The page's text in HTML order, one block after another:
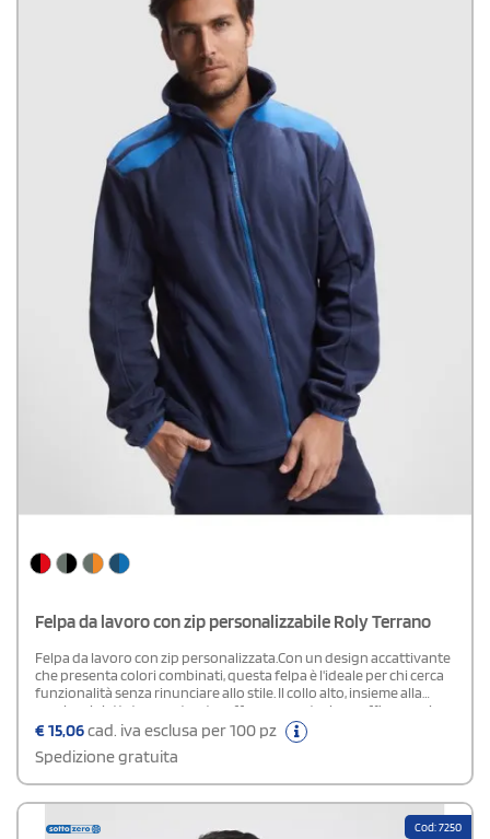
Felpa da lavoro con zip personalizzabile Roly Terrano
Felpa da lavoro con zip personalizzata.Con un design accattivante
che presenta colori combinati, questa felpa è l'ideale per chi cerca
funzionalità senza rinunciare allo stile. Il collo alto, insieme alla
cerniera iniettata a contrasto, offre una protezione efficace nei
giorni più freddi, mentre le spalle e i dettagli a contrasto
aggiungono un elemento di design distintivo. Le tasche laterali
dotate di zip sono pratiche per custodire piccoli oggetti in
sicurezza, e i polsini e l'orlo elasticizzati, regolabili con regolatori
laterali, garantiscono una vestibilità personalizzata e confortevole
per tutta la giornata. Realizzata in 100% poliestere micropile,
questa giacca assicura calore e morbidezza, mantenendo al
€15,06cad. iva esclusa per 100 pz
Spedizione gratuita
Cod: 7250